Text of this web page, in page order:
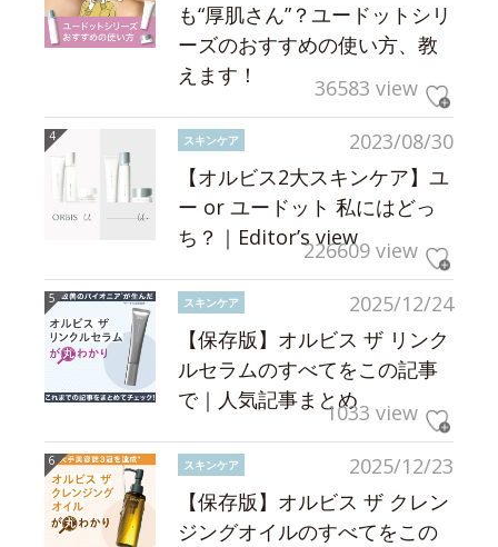
も“厚肌さん”？ユードットシリ
ーズのおすすめの使い方、教
えます！
36583 view
2023/08/30
スキンケア
【オルビス2大スキンケア】ユ
ー or ユードット 私にはどっ
ち？｜Editor’s view226609 view
2025/12/24
スキンケア
【保存版】オルビス ザ リンク
ルセラムのすべてをこの記事
で｜人気記事まとめ1033 view
2025/12/23
スキンケア
【保存版】オルビス ザ クレン
ジングオイルのすべてをこの